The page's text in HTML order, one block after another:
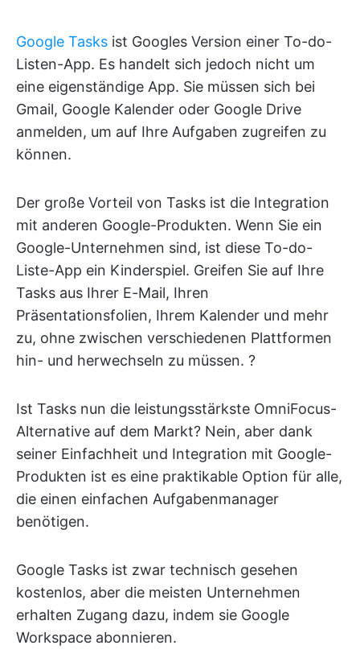
Google Tasks ist Googles Version einer To-do-
Listen-App. Es handelt sich jedoch nicht um
eine eigenständige App. Sie müssen sich bei
Gmail, Google Kalender oder Google Drive
anmelden, um auf Ihre Aufgaben zugreifen zu
können.
Der große Vorteil von Tasks ist die Integration
mit anderen Google-Produkten. Wenn Sie ein
Google-Unternehmen sind, ist diese To-do-
Liste-App ein Kinderspiel. Greifen Sie auf Ihre
Tasks aus Ihrer E-Mail, Ihren
Präsentationsfolien, Ihrem Kalender und mehr
zu, ohne zwischen verschiedenen Plattformen
hin- und herwechseln zu müssen. ?
Ist Tasks nun die leistungsstärkste OmniFocus-
Alternative auf dem Markt? Nein, aber dank
seiner Einfachheit und Integration mit Google-
Produkten ist es eine praktikable Option für alle,
die einen einfachen Aufgabenmanager
benötigen.
Google Tasks ist zwar technisch gesehen
kostenlos, aber die meisten Unternehmen
erhalten Zugang dazu, indem sie Google
Workspace abonnieren.